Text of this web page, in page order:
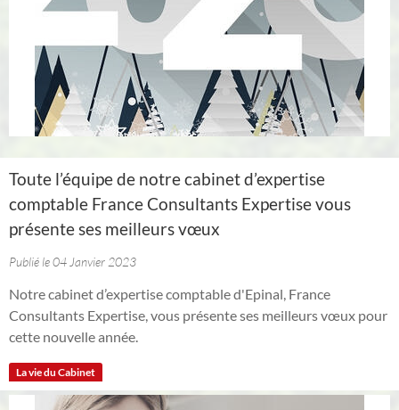
Toute l’équipe de notre cabinet d’expertise
comptable France Consultants Expertise vous
présente ses meilleurs vœux
Publié le 04 Janvier 2023
Notre cabinet d’expertise comptable d'Epinal, France
Consultants Expertise, vous présente ses meilleurs vœux pour
cette nouvelle année.
La vie du Cabinet